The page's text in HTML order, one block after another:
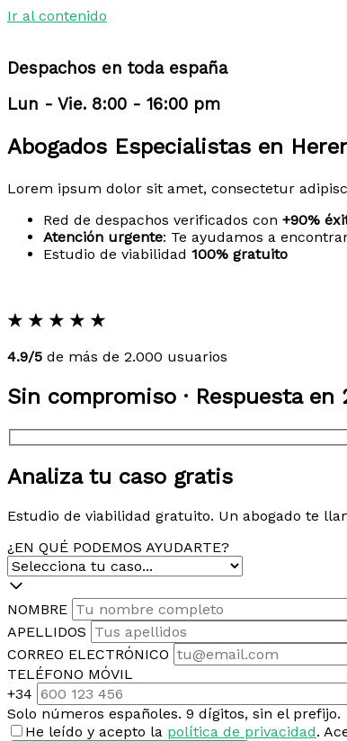
Ir al contenido
Despachos en toda españa
Lun - Vie. 8:00 - 16:00 pm
Abogados Especialistas en
Lorem ipsum dolor sit amet, consectetur
Red de despachos verificados con +90%
Atención urgente: Te ayudamos a
Estudio de viabilidad 100% gratuito
★ ★ ★ ★ ★
4.9/5 de más de 2.000 usuarios
Sin compromiso · Respuesta en
Analiza tu caso gratis
Estudio de viabilidad gratuito. Un abogado te
¿EN QUÉ PODEMOS AYUDARTE?
NOMBRE
APELLIDOS
CORREO ELECTRÓNICO
TELÉFONO MÓVIL
+34
Solo números españoles. 9 dígitos, sin el prefijo.
He leído y acepto la política de privacidad.